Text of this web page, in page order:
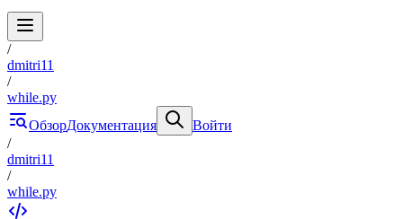
/
dmitri11
/
while.py
ОбзорДокументация
Войти
/
dmitri11
/
while.py